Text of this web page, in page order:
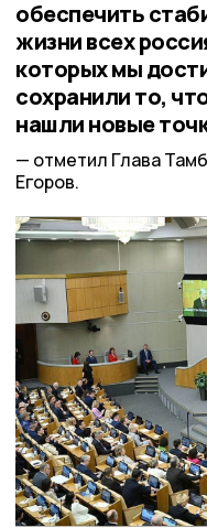
обеспечить
жизни всех
которых мы
сохранили то,
нашли новые
отметил Глава
Егоров.